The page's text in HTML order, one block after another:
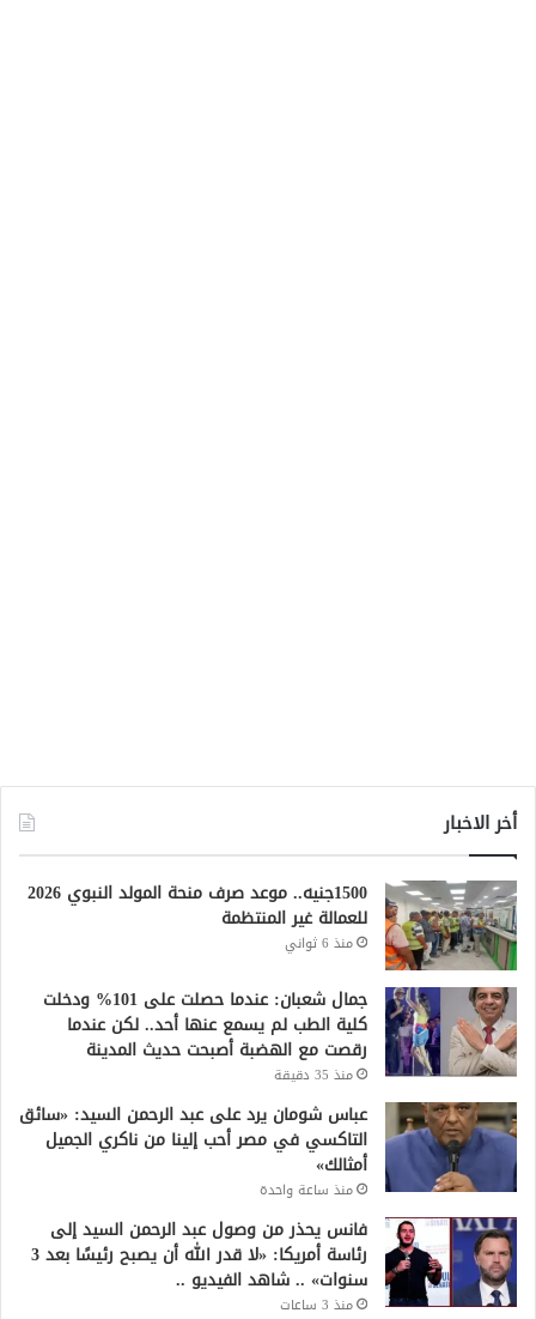
أخر الاخبار
1500جنيه.. موعد صرف منحة المولد النبوي 2026
للعمالة غير المنتظمة
منذ 6 ثواني
جمال شعبان: عندما حصلت على 101% ودخلت
كلية الطب لم يسمع عنها أحد.. لكن عندما
رقصت مع الهضبة أصبحت حديث المدينة
منذ 35 دقيقة
عباس شومان يرد على عبد الرحمن السيد: «سائق
التاكسي في مصر أحب إلينا من ناكري الجميل
أمثالك»
منذ ساعة واحدة
فانس يحذر من وصول عبد الرحمن السيد إلى
رئاسة أمريكا: «لا قدر الله أن يصبح رئيسًا بعد 3
سنوات» .. شاهد الفيديو ..
منذ 3 ساعات